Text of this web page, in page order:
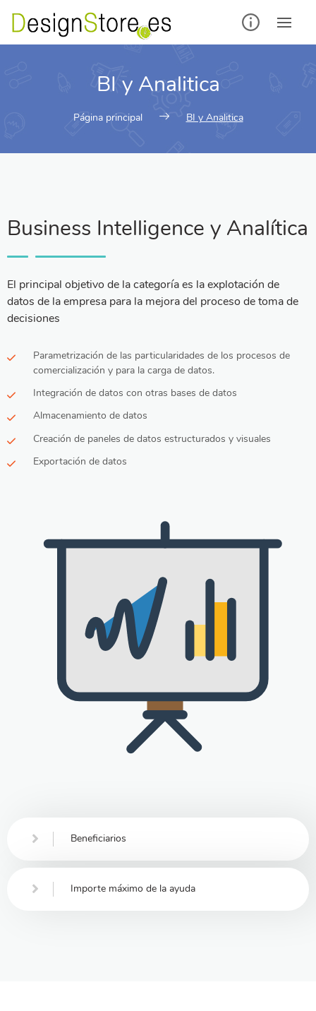
BI y Analitica
Página principal BI y Analitica
Business Intelligence y Analítica
El principal objetivo de la categoría es la explotación de
datos de la empresa para la mejora del proceso de toma de
decisiones
Parametrización de las particularidades de los procesos de
comercialización y para la carga de datos.
Integración de datos con otras bases de datos
Almacenamiento de datos
Creación de paneles de datos estructurados y visuales
Exportación de datos
Beneficiarios
Importe máximo de la ayuda